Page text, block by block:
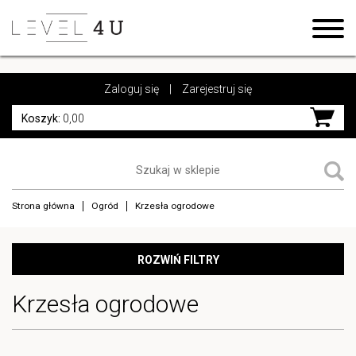
https://www.high-endrolex.com/17
Zaloguj się Zarejestruj się
Koszyk: 0,00
Strona główna Ogród Krzesła ogrodowe
ROZWIŃ FILTRY
Krzesła ogrodowe
https://www.high-endrolex.com/17